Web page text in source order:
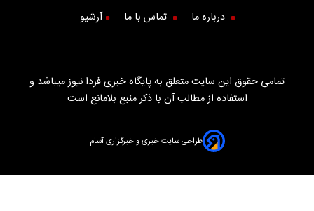
درباره ما تماس با ما آرشیو
تمامی حقوق این سایت متعلق به پایگاه خبری فردا نیوز میباشد و
استفاده از مطالب آن با ذکر منبع بلامانع است
طراحی سایت خبری و خبرگزاری آسام